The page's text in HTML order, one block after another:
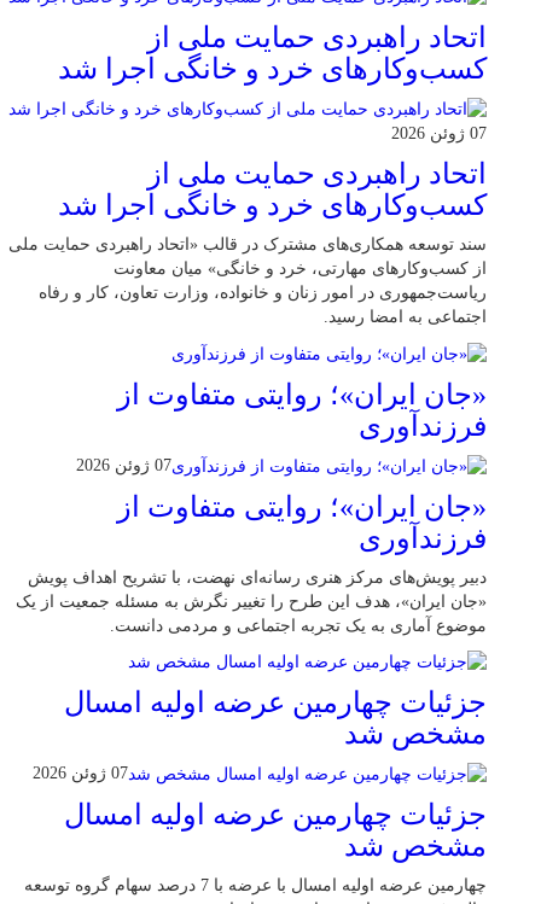
اتحاد راهبردی حمایت ملی از
کسب‌وکارهای خرد و خانگی اجرا شد
07 ژوئن 2026
اتحاد راهبردی حمایت ملی از
کسب‌وکارهای خرد و خانگی اجرا شد
سند توسعه همکاری‌های مشترک در قالب «اتحاد راهبردی حمایت ملی
از کسب‌وکارهای مهارتی، خرد و خانگی» میان معاونت
ریاست‌جمهوری در امور زنان و خانواده، وزارت تعاون، کار و رفاه
اجتماعی به امضا رسید.
«جان ایران»؛ روایتی متفاوت از
فرزندآوری
07 ژوئن 2026
«جان ایران»؛ روایتی متفاوت از
فرزندآوری
دبیر پویش‌های مرکز هنری رسانه‌ای نهضت، با تشریح اهداف پویش
«جان ایران»، هدف این طرح را تغییر نگرش به مسئله جمعیت از یک
موضوع آماری به یک تجربه اجتماعی و مردمی دانست.
جزئیات چهارمین عرضه اولیه امسال
مشخص شد
07 ژوئن 2026
جزئیات چهارمین عرضه اولیه امسال
مشخص شد
چهارمین عرضه اولیه امسال با عرضه با 7 درصد سهام گروه توسعه